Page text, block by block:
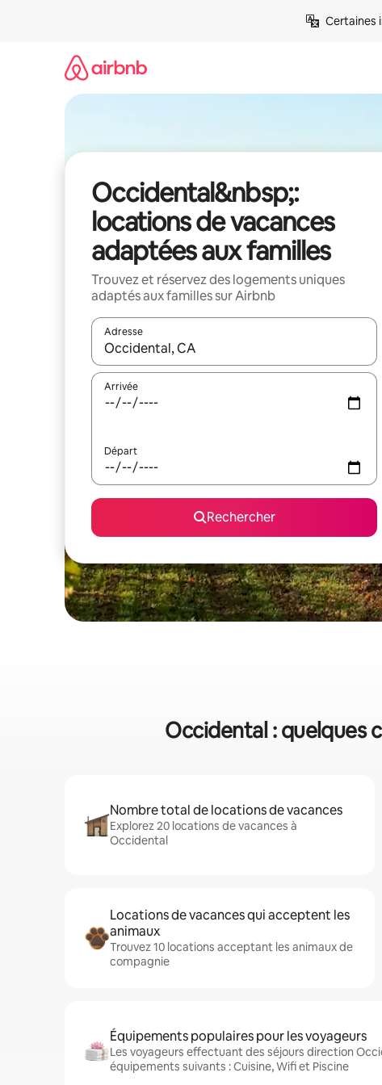
Certaines
Occidental&nbsp;:
locations de vacances
adaptées aux familles
Trouvez et réservez des logements uniques
adaptés aux familles sur Airbnb
Adresse
Lorsque les résultats s'affichent, utilisez les flèches
Arrivée
Départ
Rechercher
Occidental : quelques
Nombre total de locations de vacances
Explorez 20 locations de vacances à
Occidental
Locations de vacances qui acceptent les
animaux
Trouvez 10 locations acceptant les animaux de
compagnie
Équipements populaires pour les voyageurs
Les voyageurs effectuant des séjours direction
équipements suivants : Cuisine, Wifi et Piscine